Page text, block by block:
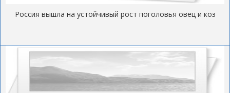
Россия вышла на устойчивый рост поголовья овец и коз